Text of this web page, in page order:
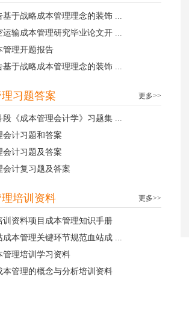
基于战略成本管理理念的装饰 ...
运输成本管理研究毕业论文开 ...
管理开题报告
基于战略成本管理理念的装饰 ...
习题答案 更多>>
段《成本管理会计学》习题集 ...
会计习题和答案
会计习题及答案
会计复习题及答案
培训资料 更多>>
训资料项目成本管理知识手册
成本管理关键环节规范血站成 ...
管理培训学习资料
本管理的概念与分析培训资料